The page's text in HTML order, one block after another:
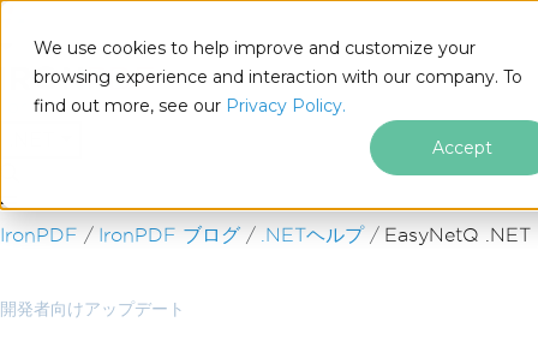
We use cookies to help improve and customize your
browsing experience and interaction with our company. To
find out more, see our Privacy Policy.
Accept
フッターコンテンツにスキップ
IronPDF IronPDF ブログ .NETヘルプ EasyNetQ .NET
開発者向けアップデート